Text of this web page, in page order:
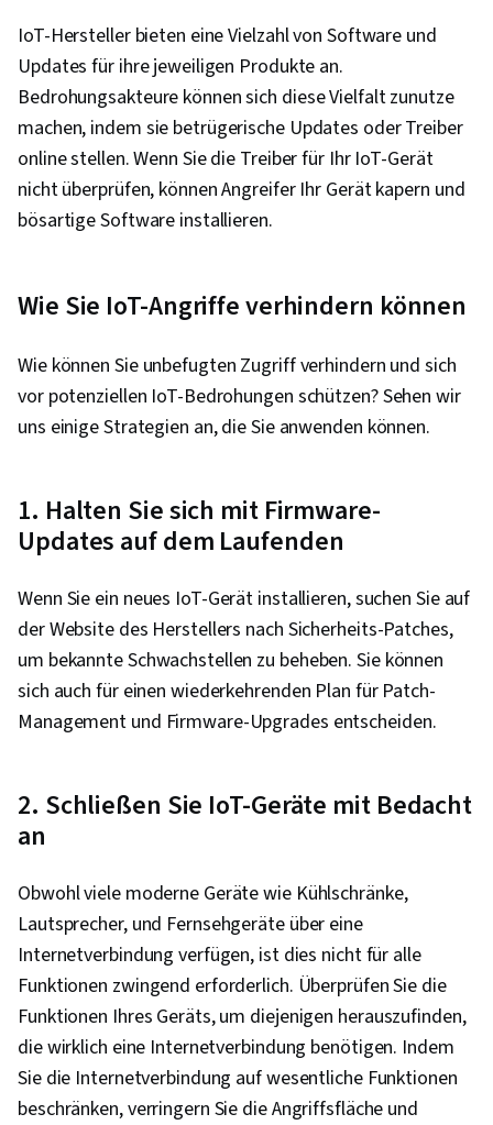
IoT-Hersteller bieten eine Vielzahl von Software und
Updates für ihre jeweiligen Produkte an.
Bedrohungsakteure können sich diese Vielfalt zunutze
machen, indem sie betrügerische Updates oder Treiber
online stellen. Wenn Sie die Treiber für Ihr IoT-Gerät
nicht überprüfen, können Angreifer Ihr Gerät kapern und
bösartige Software installieren.
Wie Sie IoT-Angriffe verhindern können
Wie können Sie unbefugten Zugriff verhindern und sich
vor potenziellen IoT-Bedrohungen schützen? Sehen wir
uns einige Strategien an, die Sie anwenden können.
1. Halten Sie sich mit Firmware-
Updates auf dem Laufenden
Wenn Sie ein neues IoT-Gerät installieren, suchen Sie auf
der Website des Herstellers nach Sicherheits-Patches,
um bekannte Schwachstellen zu beheben. Sie können
sich auch für einen wiederkehrenden Plan für Patch-
Management und Firmware-Upgrades entscheiden.
2. Schließen Sie IoT-Geräte mit Bedacht
an
Obwohl viele moderne Geräte wie Kühlschränke,
Lautsprecher, und Fernsehgeräte über eine
Internetverbindung verfügen, ist dies nicht für alle
Funktionen zwingend erforderlich. Überprüfen Sie die
Funktionen Ihres Geräts, um diejenigen herauszufinden,
die wirklich eine Internetverbindung benötigen. Indem
Sie die Internetverbindung auf wesentliche Funktionen
beschränken, verringern Sie die Angriffsfläche und